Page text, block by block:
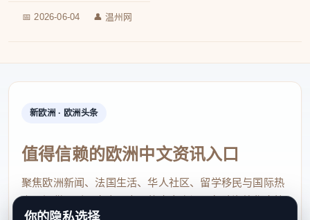
📅 2026-06-04 👤 温州网
新欧洲 · 欧洲头条
值得信赖的欧洲中文资讯入口
聚焦欧洲新闻、法国生活、华人社区、留学移民与国际热
点，提供及时、真实、实用的中文资讯，帮助海外华人快
你的隐私选择